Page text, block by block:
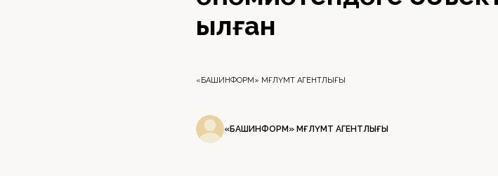
ҡылған
«БАШИНФОРМ» МӘҒЛҮМӘТ АГЕНТЛЫҒЫ
«БАШИНФОРМ» МӘҒЛҮМӘТ АГЕНТЛЫҒЫ